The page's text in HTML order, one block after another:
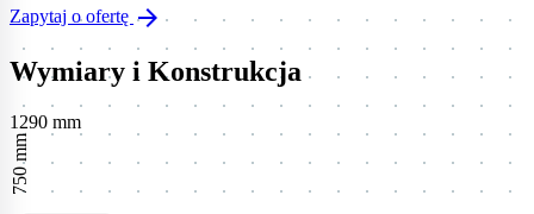
Zapytaj o ofertę arrow_forward
Wymiary i Konstrukcja
1290 mm
750 mm